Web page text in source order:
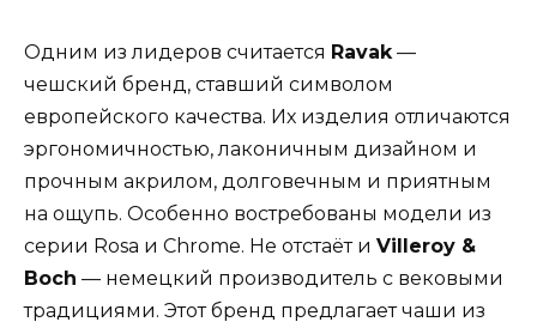
Одним из лидеров считается Ravak—
чешский бренд, ставший символом
европейского качества. Их изделия отличаются
эргономичностью, лаконичным дизайном и
прочным акрилом, долговечным и приятным
на ощупь. Особенно востребованы модели из
серии Rosa и Chrome. Не отстаёт и Villeroy &
Boch — немецкий производитель с вековыми
традициями. Этот бренд предлагает чаши из